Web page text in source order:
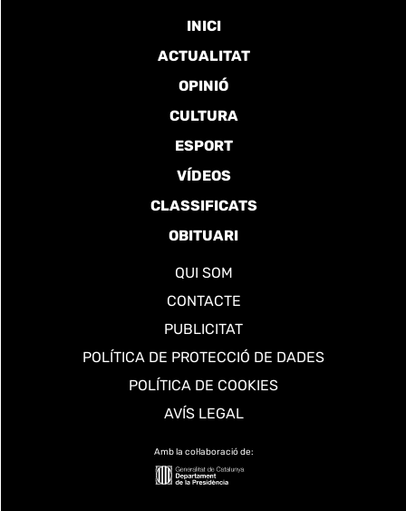
INICI
ACTUALITAT
OPINIÓ
CULTURA
ESPORT
VÍDEOS
CLASSIFICATS
OBITUARI
QUI SOM
CONTACTE
PUBLICITAT
POLÍTICA DE PROTECCIÓ DE DADES
POLÍTICA DE COOKIES
AVÍS LEGAL
Amb la col·laboració de: